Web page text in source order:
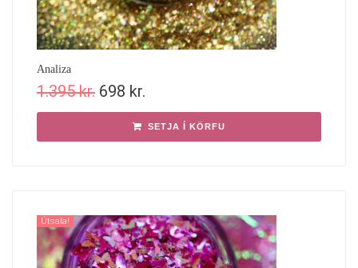
Analiza
1.395kr. 698 kr.
SETJA Í KÖRFU
Útsala!